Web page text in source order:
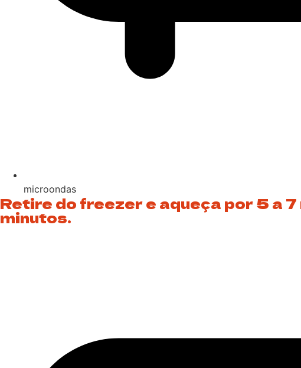
microondas
Retire do freezer e aqueça por 5 a
minutos.